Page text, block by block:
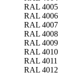
RAL 4005
RAL 4006
RAL 4007
RAL 4008
RAL 4009
RAL 4010
RAL 4011
RAL 4012